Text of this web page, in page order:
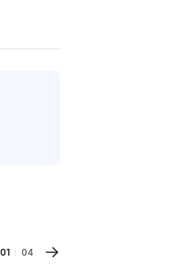
01 04